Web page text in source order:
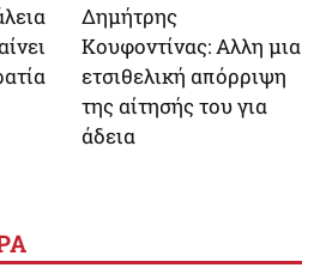
Δημήτρης
Κουφοντίνας: Αλλη μια
ετσιθελική απόρριψη
της αίτησής του για
άδεια